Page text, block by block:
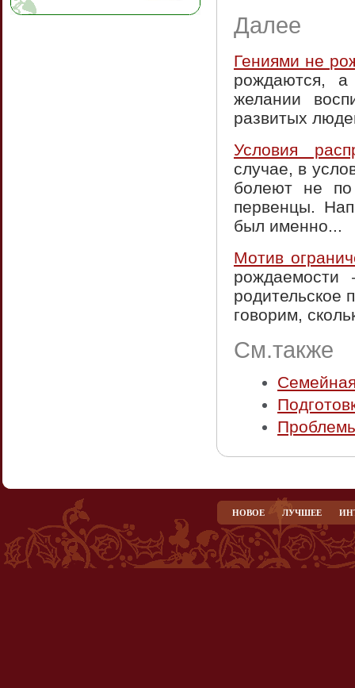
Далее
Гениями не
рождаются, а
желании
развитых
Условия
случае, в
болеют не
первенцы.
был именно...
Мотив
родительское
говорим,
См.также
НОВОЕ ЛУЧШЕЕ